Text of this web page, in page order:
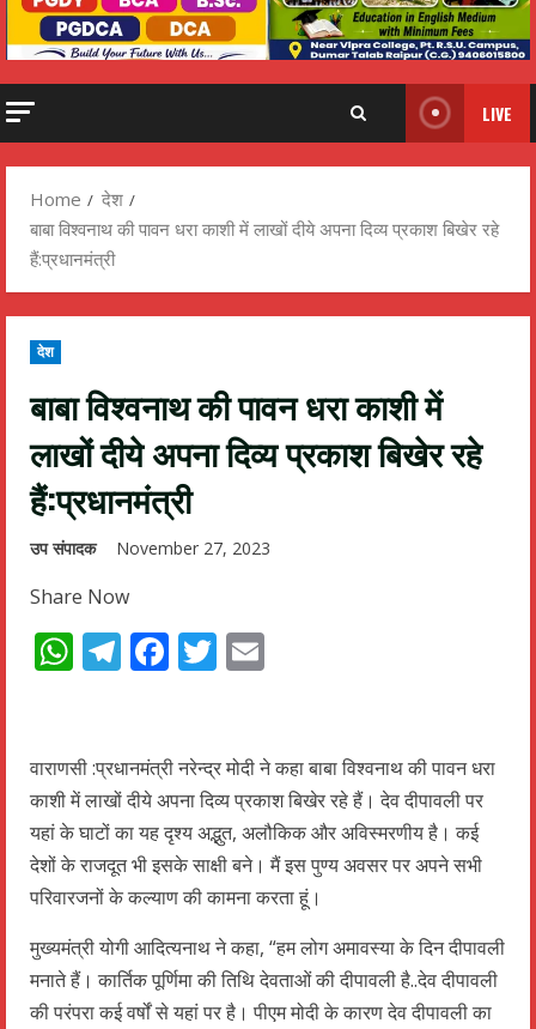
LIVE
Home
देश
बाबा विश्वनाथ की पावन धरा काशी में लाखों दीये अपना दिव्य प्रकाश बिखेर रहे
हैं:प्रधानमंत्री
देश
बाबा विश्वनाथ की पावन धरा काशी में
लाखों दीये अपना दिव्य प्रकाश बिखेर रहे
हैं:प्रधानमंत्री
उप संपादक November 27, 2023
Share Now
WhatsApp
Telegram
Facebook
Twitter
वाराणसी :प्रधानमंत्री नरेन्द्र मोदी ने कहा बाबा विश्वनाथ की पावन धरा
काशी में लाखों दीये अपना दिव्य प्रकाश बिखेर रहे हैं। देव दीपावली पर
यहां के घाटों का यह दृश्य अद्भुत, अलौकिक और अविस्मरणीय है। कई
देशों के राजदूत भी इसके साक्षी बने। मैं इस पुण्य अवसर पर अपने सभी
परिवारजनों के कल्याण की कामना करता हूं।
मुख्यमंत्री योगी आदित्यनाथ ने कहा, “हम लोग अमावस्या के दिन दीपावली
मनाते हैं। कार्तिक पूर्णिमा की तिथि देवताओं की दीपावली है..देव दीपावली
की परंपरा कई वर्षों से यहां पर है। पीएम मोदी के कारण देव दीपावली का